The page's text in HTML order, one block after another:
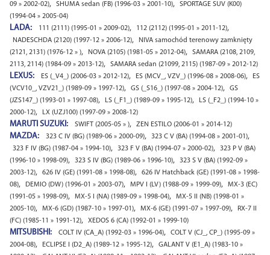
09 » 2002-02), SHUMA sedan (FB) (1996-03 » 2001-10),
SPORTAGE SUV (K00)
(1994-04 » 2005-04)
LADA: 111 (2111) (1995-01 » 2009-02), 112 (2112) (1995-01 » 2011-12),
NADESCHDA (2120) (1997-12 » 2006-12),
NIVA samochód terenowy zamknięty
(2121, 2131) (1976-12 » ), NOVA (2105) (1981-05 » 2012-04),
SAMARA (2108, 2109,
2113, 2114) (1984-09 » 2013-12), SAMARA sedan (21099, 2115) (1987-09 » 2012-12)
LEXUS: ES (_V4_) (2006-03 » 2012-12), ES (MCV_, VZV_) (1996-08 » 2008-06),
ES
(VCV10_, VZV21_) (1989-09 » 1997-12), GS (_S16_) (1997-08 » 2004-12),
GS
(JZS147_) (1993-01 » 1997-08), LS (_F1_) (1989-09 » 1995-12),
LS (_F2_) (1994-10 »
2000-12), LX (UZJ100) (1997-09 » 2008-12)
MARUTI SUZUKI: SWIFT (2005-05 » ), ZEN ESTILO (2006-01 » 2014-12)
MAZDA: 323 C IV (BG) (1989-06 » 2000-09), 323 C V (BA) (1994-08 » 2001-01),
323 F IV (BG) (1987-04 » 1994-10), 323 F V (BA) (1994-07 » 2000-02),
323 P V (BA)
(1996-10 » 1998-09), 323 S IV (BG) (1989-06 » 1996-10),
323 S V (BA) (1992-09 »
2003-12), 626 IV (GE) (1991-08 » 1998-08),
626 IV Hatchback (GE) (1991-08 » 1998-
08), DEMIO (DW) (1996-01 » 2003-07), MPV I (LV) (1988-09 » 1999-09),
MX-3 (EC)
(1991-05 » 1998-09), MX-5 I (NA) (1989-09 » 1998-04),
MX-5 II (NB) (1998-01 »
2005-10), MX-6 (GD) (1987-10 » 1997-01), MX-6 (GE) (1991-07 » 1997-09),
RX-7 II
(FC) (1985-11 » 1991-12), XEDOS 6 (CA) (1992-01 » 1999-10)
MITSUBISHI: COLT IV (CA_A) (1992-03 » 1996-04),
COLT V (CJ_, CP_) (1995-09 »
2004-08), ECLIPSE I (D2_A) (1989-12 » 1995-12),
GALANT V (E1_A) (1983-10 »